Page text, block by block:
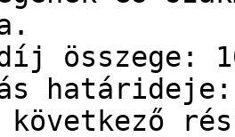
összege: